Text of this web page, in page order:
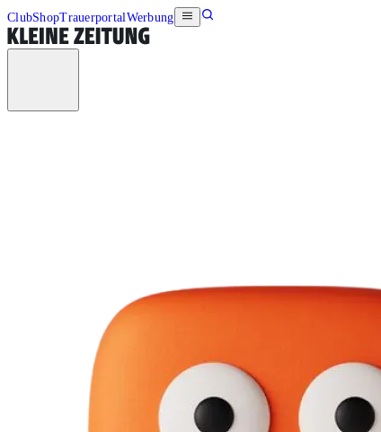
ClubShopTrauerportalWerbung